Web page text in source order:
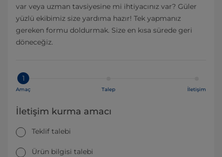
var veya uzman tavsiyesine mi ihtiyacınız var? Güler
yüzlü ekibimiz size yardıma hazır! Tek yapmanız
gereken formu doldurmak. Size en kısa sürede geri
döneceğiz.
1
Amaç Talep İletişim
İletişim kurma amacı
Teklif talebi
Ürün bilgisi talebi